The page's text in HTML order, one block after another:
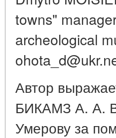
towns"
archeological
Автор
БИКАМЗ А. А.
Умерову за